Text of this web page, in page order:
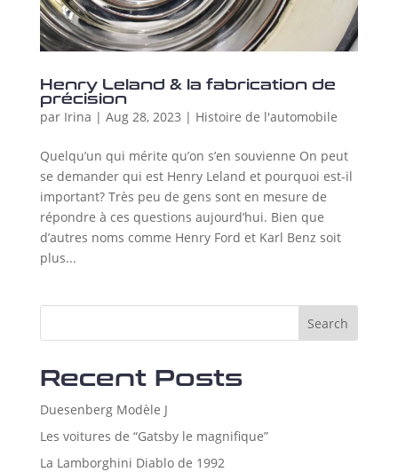
Henry Leland & la fabrication de
précision
par Irina | Aug 28, 2023 | Histoire de l'automobile
Quelqu’un qui mérite qu’on s’en souvienne On peut
se demander qui est Henry Leland et pourquoi est-il
important? Très peu de gens sont en mesure de
répondre à ces questions aujourd’hui. Bien que
d’autres noms comme Henry Ford et Karl Benz soit
plus...
Search
Recent Posts
Duesenberg Modèle J
Les voitures de “Gatsby le magnifique”
La Lamborghini Diablo de 1992